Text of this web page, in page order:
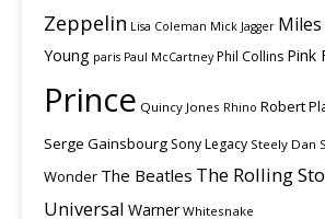
Zeppelin Lisa Coleman Mick Jagger
Young paris Paul McCartney Phil Collins Pink
Prince Quincy Jones Rhino Robert
Serge Gainsbourg Sony Legacy Steely Dan
Wonder The Beatles The Rolling
Universal Warner Whitesnake